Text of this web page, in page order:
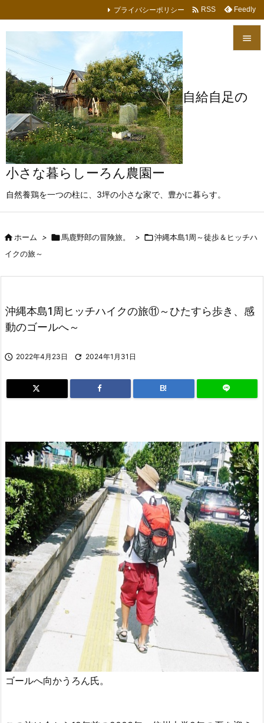
自給自足の
小さな暮らしーろん農園ー
自然養鶏を一つの柱に、3坪の小さな家で、豊かに暮らす。


サイド
プライバシーポリシー  RSS Feedly
ホーム > 馬鹿野郎の冒険旅。 > 沖縄本島1周～徒歩＆ヒッチハ
イクの旅～
沖縄本島1周ヒッチハイクの旅⑪～ひたすら歩き、感
動のゴールへ～
 2022年4月23日  2024年1月31日
B!
ゴールへ向かうろん氏。